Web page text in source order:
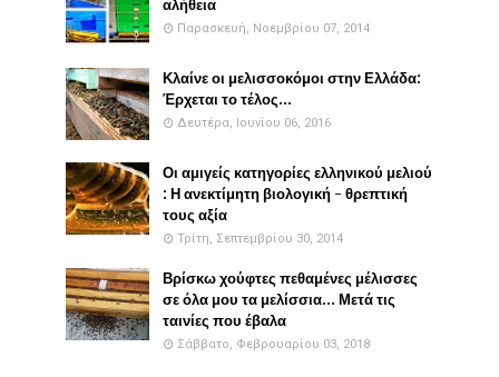
αλήθεια
Παρασκευή, Νοεμβρίου 07, 2014
Κλαίνε οι μελισσοκόμοι στην Ελλάδα:
Έρχεται το τέλος...
Δευτέρα, Ιουνίου 06, 2016
Οι αμιγείς κατηγορίες ελληνικού μελιού
: Η ανεκτίμητη βιολογική - θρεπτική
τους αξία
Τρίτη, Σεπτεμβρίου 30, 2014
Βρίσκω χούφτες πεθαμένες μέλισσες
σε όλα μου τα μελίσσια... Μετά τις
ταινίες που έβαλα
Σάββατο, Φεβρουαρίου 03, 2018